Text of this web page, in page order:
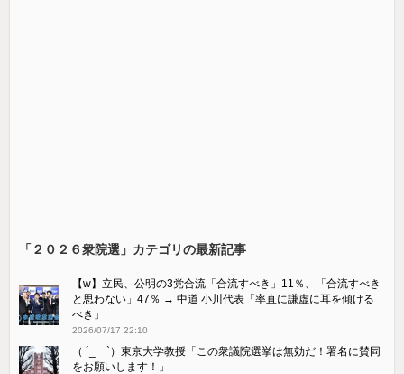
「２０２６衆院選」カテゴリの最新記事
【w】立民、公明の3党合流「合流すべき」11％、「合流すべき
と思わない」47％ → 中道 小川代表「率直に謙虚に耳を傾ける
べき」
2026/07/17 22:10
（ ´_ゝ`）東京大学教授「この衆議院選挙は無効だ！署名に賛同
をお願いします！」